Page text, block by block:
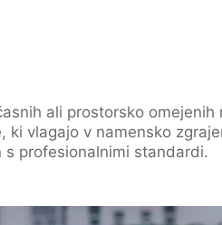
ali prostorsko
vlagajo v namensko
profesionalnimi standardi.